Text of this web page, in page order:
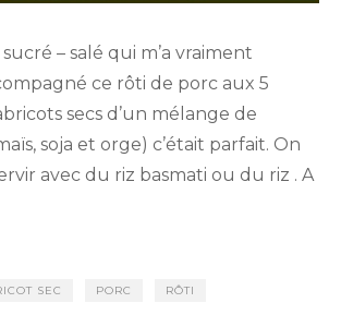
– salé qui m’a vraiment
ce rôti de porc aux 5
secs d’un mélange de
soja et orge) c’était parfait. On
avec du riz basmati ou du riz . A
SEC PORC RÔTI